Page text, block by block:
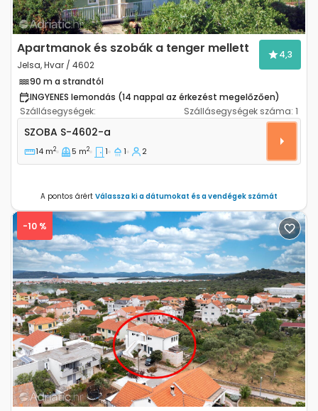
Apartmanok és szobák a tenger mellett
Jelsa, Hvar / 4602
4,3
90 m a strandtól
INGYENES lemondás (14 nappal az érkezést megelőzően)
Szállásegységek:
Szállásegységek száma: 1
Szoba Jelsa, Hvar S-4602-a
SZOBA S-4602-a
14 m2 5 m2 1 1 2
A pontos árért Válassza ki a dátumokat és a vendégek számát
Previous Next
-10 %